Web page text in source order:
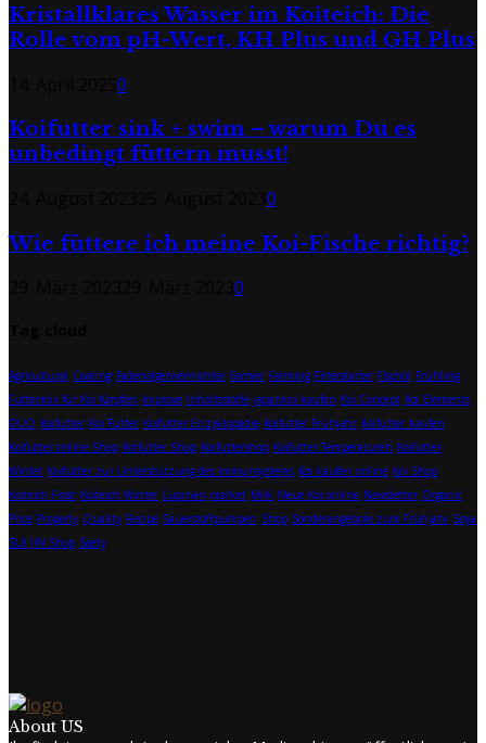
Kristallklares Wasser im Koiteich: Die
Rolle vom pH-Wert, KH Plus und GH Plus
0
Koifutter sink + swim – warum Du es
unbedingt füttern musst!
0
Wie füttere ich meine Koi-Fische richtig?
0
Agricultural Coating Fadenalgenvernichter Farmer Farming Filterstarter Fischöl Frühling
Futtermix für Koi Karpfen Improve Inhaltsstoffe japankoi kaufen Koi Concept Koi Elements
DUO Koifutter Koi Futter Koifutter Enzyklopädie Koifutter Frühjahr Koifutter kaufen
Koifutter online Shop Koifutter Shop Koifuttershop Koifutter Temperaturen Koifutter
Winter Koifutter zur Unterstützung des Immunsystems Koi kaufen online Koi Shop
Koiteich Frost Koiteich Winter Lupinen market Milk Neue Koi online Newsletter Organic
Price Properly Quality Recipe Sauerstoffpumpen Shop Sonderangebote zum Frühjahr Soya
SUI JIN Shop Sàety
About US